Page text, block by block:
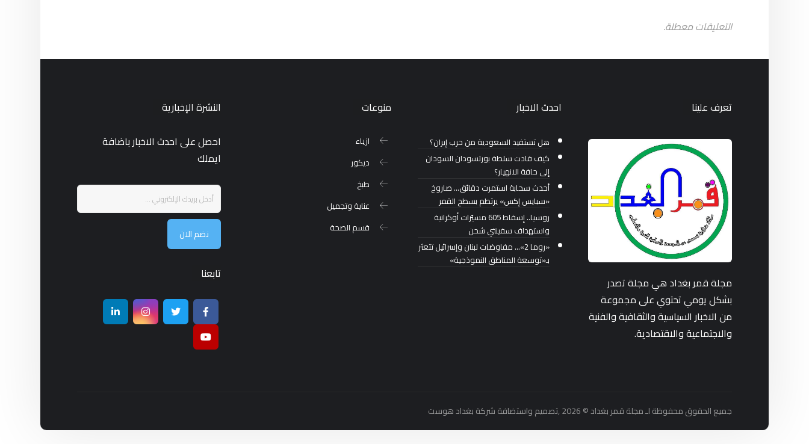
التعليقات معطلة.
تعرف علينا
مجلة قمر بغداد هي مجلة تصدر
بشكل يومي تحتوي على مجموعة
من الاخبار السياسية والثقافية والفنية
والاجتماعية والاقتصادية.
احدث الاخبار
هل تستفيد السعودية من حرب إيران؟
كيف قادت سلطة بورتسودان السودان
إلى حافة الانهيار؟
أحدث سحابة استمرت دقائق… صاروخ
«سبايس إكس» يرتطم بسطح القمر
روسيا.. إسقاط 605 مسيّرات أوكرانية
واستهداف سفينتي شحن
«روما 2»… مفاوضات لبنان وإسرائيل تتعثر
بـ«توسعة المناطق النموذجية»
منوعات
ازياء
ديكور
طبخ
عناية وتجميل
قسم الصحة
النشرة الإخبارية
احصل على احدث الاخبار باضافة
ايملك
نضم الان
تابعنا
جميع الحقوق محفوظة لـ مجلة قمر بغداد © 2026 ,تصميم واستضافة شركة بغداد هوست